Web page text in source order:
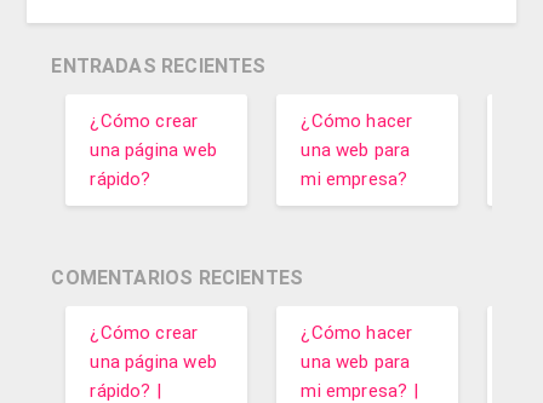
ENTRADAS RECIENTES
¿Cómo crear
una página web
rápido?
¿Cómo hacer
una web para
mi empresa?
COMENTARIOS RECIENTES
¿Cómo crear
una página web
rápido? |
¿Cómo hacer
una web para
mi empresa? |